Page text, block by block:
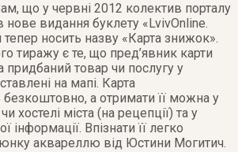
що у червні 2012 колектив порталу
нове видання буклету «LvivOnline.
тепер носить назву «Карта знижок».
тиражу є те, що пред’явник карти
товар чи послугу у
на мапі. Карта
а отримати її можна у
хостелі міста (на рецепції) та у
інформації. Впізнати її легко
аквареллю від Юстини Могитич.